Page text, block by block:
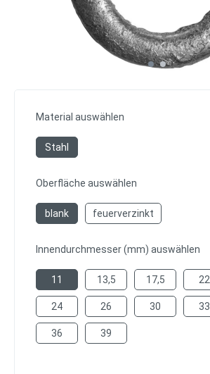
Material auswählen
Stahl
Oberfläche auswählen
blank feuerverzinkt
Innendurchmesser (mm) auswählen
11 13,5 17,5 22
24 26 30 33
36 39